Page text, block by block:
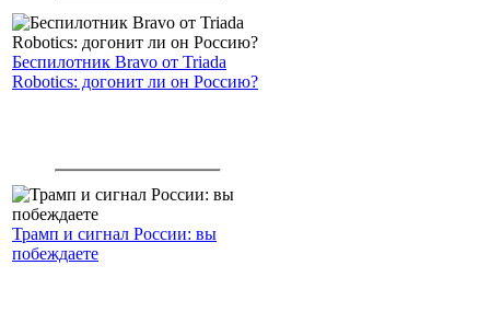
Беспилотник Bravo от Triada
Robotics: догонит ли он Россию?
Трамп и сигнал России: вы
побеждаете